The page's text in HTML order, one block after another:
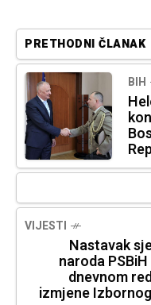
PRETHODNI ČLANAK
BIH
VIJESTI
Nastavak
naroda
dnevnom
izmjene